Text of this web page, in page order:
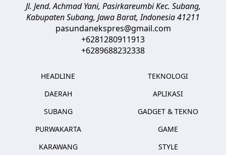
Jl. Jend. Achmad Yani, Pasirkareumbi Kec. Subang,
Kabupaten Subang, Jawa Barat,Indonesia41211
pasundanekspres@gmail.com
+6281280911913
+6289688232338
HEADLINE
DAERAH
SUBANG
PURWAKARTA
KARAWANG
TEKNOLOGI
APLIKASI
GADGET & TEKNO
GAME
STYLE